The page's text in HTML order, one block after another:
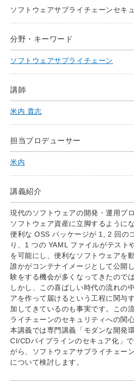
ソフトウェアサプライチェーンセキ
分野・キーワード
ソフトウェアサプライチェーン
講師
米内 貴志
担当プロデューサー
米内
講義紹介
現代のソフトウェアの開発・運用プ
ソフトウェア資産に立脚するように
便利な OSS パッケージが 1, 2 回の
り、1 つの YAML ファイルがテスト
を可能にし、便利なソフトウェアを
誰かがコンテナイメージとして公開
験をする機会が多くなってきたので
しかし、この喜ばしい時代の流れの
アを作って届けるという工程に関与
加してきているのも事実です。この
ライチェーンのセキュリティへの関
本講義では専門講義「モダンな開発
CI/CDパイプラインのセキュア化」
がら、ソフトウェアサプライチェー
について検討します。